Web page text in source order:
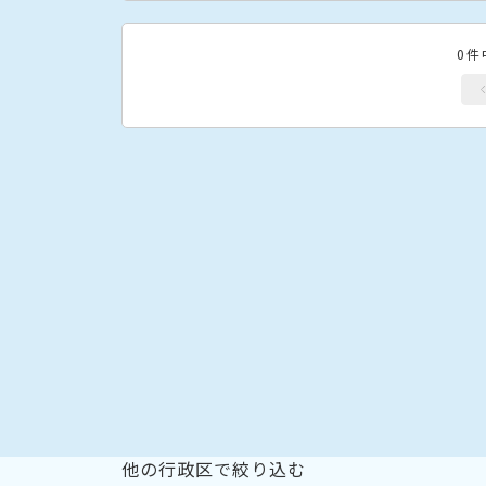
0件
他の行政区で絞り込む